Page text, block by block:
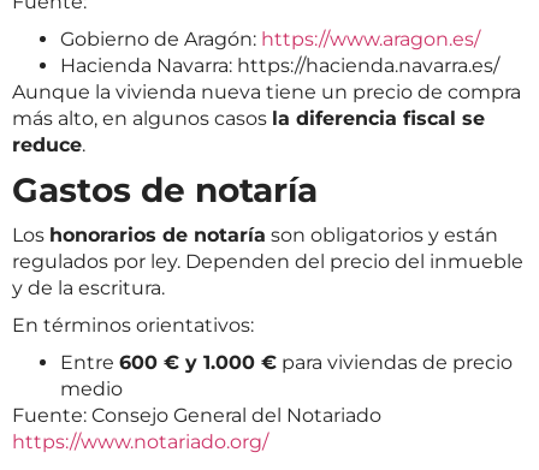
Gobierno de Aragón: https://www.aragon.es/
Hacienda Navarra: https://hacienda.navarra.es/
Aunque la vivienda nueva tiene un precio de compra
más alto, en algunos casos la diferencia fiscal se
reduce.
Gastos de notaría
Los honorarios de notaría son obligatorios y están
regulados por ley. Dependen del precio del inmueble
y de la escritura.
En términos orientativos:
Entre 600 € y 1.000 € para viviendas de precio
medio
Fuente: Consejo General del Notariado
https://www.notariado.org/